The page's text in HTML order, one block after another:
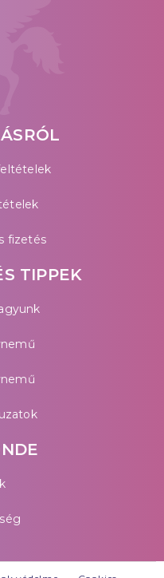
fizetés
TIPPEK